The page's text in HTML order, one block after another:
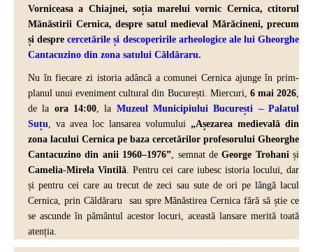
Vorniceasa a Chiajnei, soția marelui vornic Cernica, ctitorul
Mănăstirii Cernica, despre satul medieval Mărăcineni, precum
și desprecercetările și descoperirile arheologice ale lui Gheorghe
Cantacuzino din zona satului Căldăraru.
Nu în fiecare zi istoria adâncă a comunei Cernica ajunge în prim-
planul unui eveniment cultural din București. Miercuri, 6 mai 2026,
de la ora 14:00, la Muzeul Municipiului București – Palatul
Suțu, va avea loc lansarea volumului „Așezarea medievală din
zona lacului Cernica pe baza cercetărilor profesorului Gheorghe
Cantacuzino din anii 1960–1976”, semnat deGeorge Trohaniși
Camelia-Mirela Vintilă. Pentru cei care iubesc istoria locului, dar
și pentru cei care au trecut de zeci sau sute de ori pe lângă lacul
Cernica, prin Căldăraru sau spre Mănăstirea Cernica fără să știe ce
se ascunde în pământul acestor locuri, această lansare merită toată
atenția.